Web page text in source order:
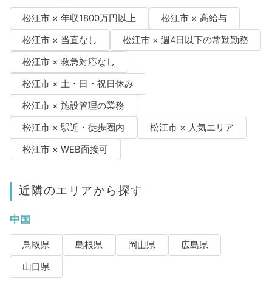
松江市 × 年収1800万円以上
松江市 × 高給与
松江市 × 当直なし
松江市 × 週4日以下の常勤勤務
松江市 × 救急対応なし
松江市 × 土・日・祝日休み
松江市 × 施設管理の業務
松江市 × 駅近・徒歩圏内
松江市 × 人気エリア
松江市 × WEB面接可
近隣のエリアから探す
中国
鳥取県 島根県 岡山県
広島県
山口県